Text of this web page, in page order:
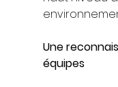
Une
équipes